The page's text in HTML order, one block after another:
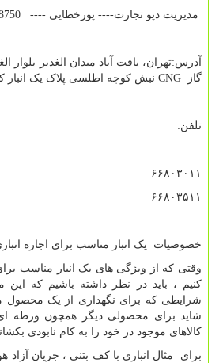
مدیریت دپو تجارت---- پورخطایی ---- 09121828750
آدرس:تهران، یافت آباد میدان الغدیر بلوار
گاز CNG نبش کوچه اطلسی پلاک یک انبار
تلفن:
۶۶۸۰۳۰۱۱
۶۶۸۰۳۵۱۱
خصوصیات یک انبار مناسب برای اجاره
وقتی که از ویژگی های یک انبار مناسب
کنیم ، باید در نظر داشته باشیم که
شرایطی که برای نگهداری از یک محصول
شاید برای محصولی دیگر همچون ورطه
کالاهای موجود در خود را به کام نابودی
برای مثال انباری با کف بتنی ، جریان آزاد